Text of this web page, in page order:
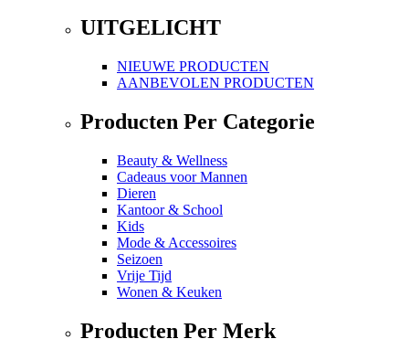
UITGELICHT
NIEUWE PRODUCTEN
AANBEVOLEN PRODUCTEN
Producten Per Categorie
Beauty & Wellness
Cadeaus voor Mannen
Dieren
Kantoor & School
Kids
Mode & Accessoires
Seizoen
Vrije Tijd
Wonen & Keuken
Producten Per Merk